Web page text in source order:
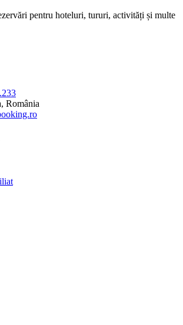
pentru hoteluri, tururi, activități și multe
România